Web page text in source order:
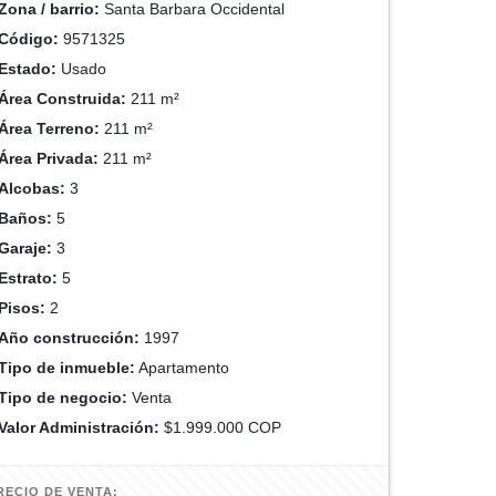
/ barrio: Santa Barbara Occidental
9571325
Usado
Construida: 211 m²
Terreno: 211 m²
Privada: 211 m²
3
5
3
5
2
construcción: 1997
de inmueble: Apartamento
de negocio: Venta
Administración: $1.999.000 COP
DE VENTA: